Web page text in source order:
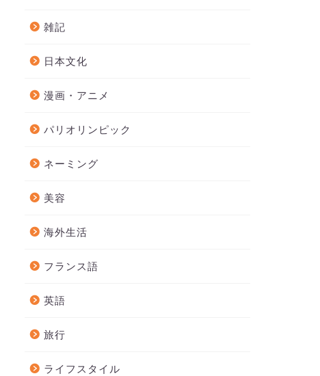
雑記
日本文化
漫画・アニメ
パリオリンピック
ネーミング
美容
海外生活
フランス語
英語
旅行
ライフスタイル